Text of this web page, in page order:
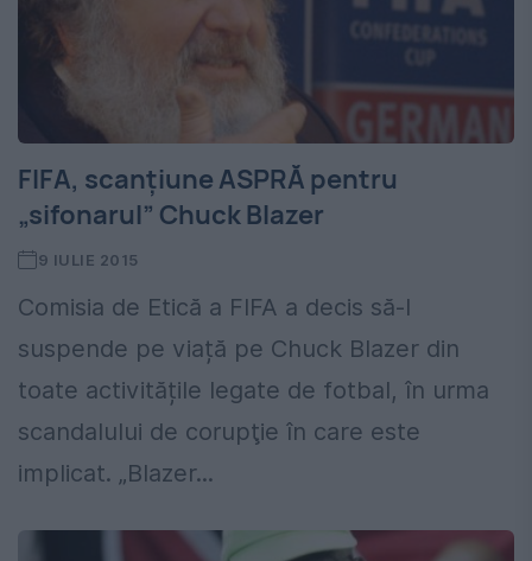
FIFA, scanțiune ASPRĂ pentru
„sifonarul” Chuck Blazer
9 IULIE 2015
Comisia de Etică a FIFA a decis să-l
suspende pe viață pe Chuck Blazer din
toate activitățile legate de fotbal, în urma
scandalului de corupţie în care este
implicat. „Blazer...